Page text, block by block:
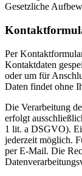
Gesetzliche
Per
Kontaktdaten
oder um für
Daten findet ohne
Die Verarbeitung
erfolgt
1 lit. a DSGVO).
jederzeit möglich.
per E-Mail. Die